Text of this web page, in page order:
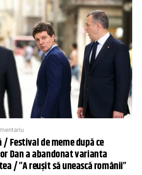
/ Festival de meme după ce
Dan a abandonat varianta
/ ”A reușit să unească românii”